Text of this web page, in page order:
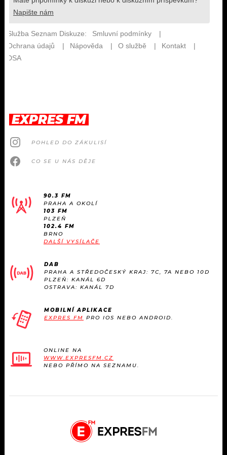
EXPRES FM
POHLED DO ZÁKULISÍ
CO SE U NÁS DĚJE
90.3 FM
PRAHA A OKOLÍ
103 FM
PLZEŇ
102.4 FM
BRNO
DALŠÍ VYSÍLAČE
DAB
PRAHA A STŘEDOČESKÝ KRAJ: 7C, 7A NEBO 10D
PLZEŇ: KANÁL 6D
OSTRAVA: KANÁL 7D
MOBILNÍ APLIKACE
EXPRES FM PRO IOS NEBO ANDROID.
ONLINE NA
WWW.EXPRESFM.CZ
NEBO PŘÍMO NA SEZNAMU.